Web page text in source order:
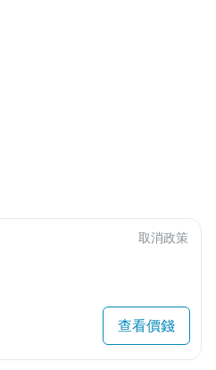
取消政策
查看價錢